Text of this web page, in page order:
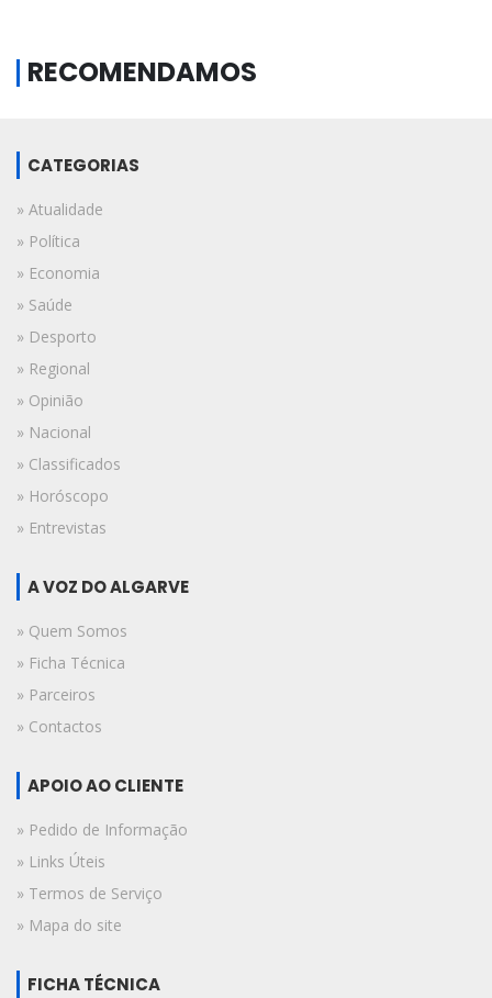
RECOMENDAMOS
CATEGORIAS
» Atualidade
» Política
» Economia
» Saúde
» Desporto
» Regional
» Opinião
» Nacional
» Classificados
» Horóscopo
» Entrevistas
A VOZ DO ALGARVE
» Quem Somos
» Ficha Técnica
» Parceiros
» Contactos
APOIO AO CLIENTE
» Pedido de Informação
» Links Úteis
» Termos de Serviço
» Mapa do site
FICHA TÉCNICA